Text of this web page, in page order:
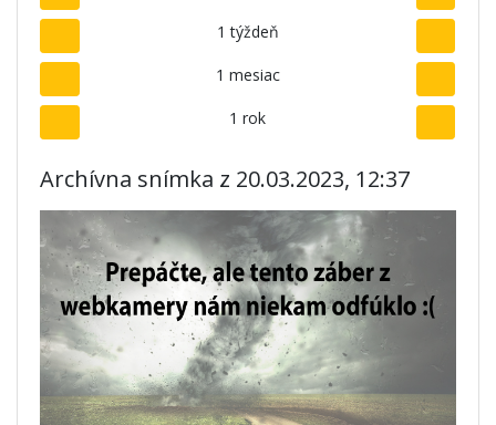
1 týždeň
1 mesiac
1 rok
Archívna snímka z 20.03.2023, 12:37